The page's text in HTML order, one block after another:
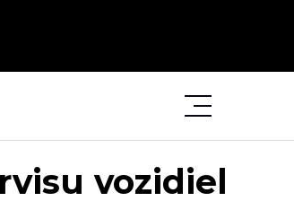
vozidiel